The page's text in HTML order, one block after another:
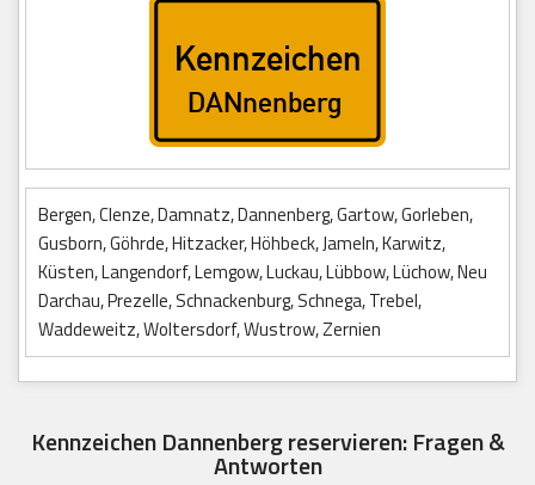
Bergen, Clenze, Damnatz, Dannenberg, Gartow, Gorleben,
Gusborn, Göhrde, Hitzacker, Höhbeck, Jameln, Karwitz,
Küsten, Langendorf, Lemgow, Luckau, Lübbow, Lüchow, Neu
Darchau, Prezelle, Schnackenburg, Schnega, Trebel,
Waddeweitz, Woltersdorf, Wustrow, Zernien
Kennzeichen Dannenberg reservieren: Fragen &
Antworten